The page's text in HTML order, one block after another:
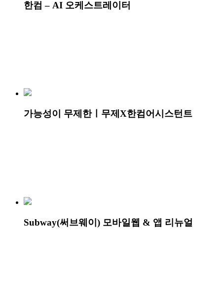
한컴 – AI 오케스트레이터
가능성이 무제한ㅣ무제X한컴어시스턴트
Subway(써브웨이) 모바일웹 & 앱 리뉴얼